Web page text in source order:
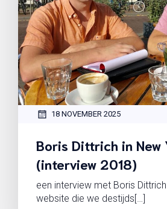
18 NOVEMBER 2025
Boris Dittrich in New
(interview 2018)
een interview met Boris
website die we destijds[…]